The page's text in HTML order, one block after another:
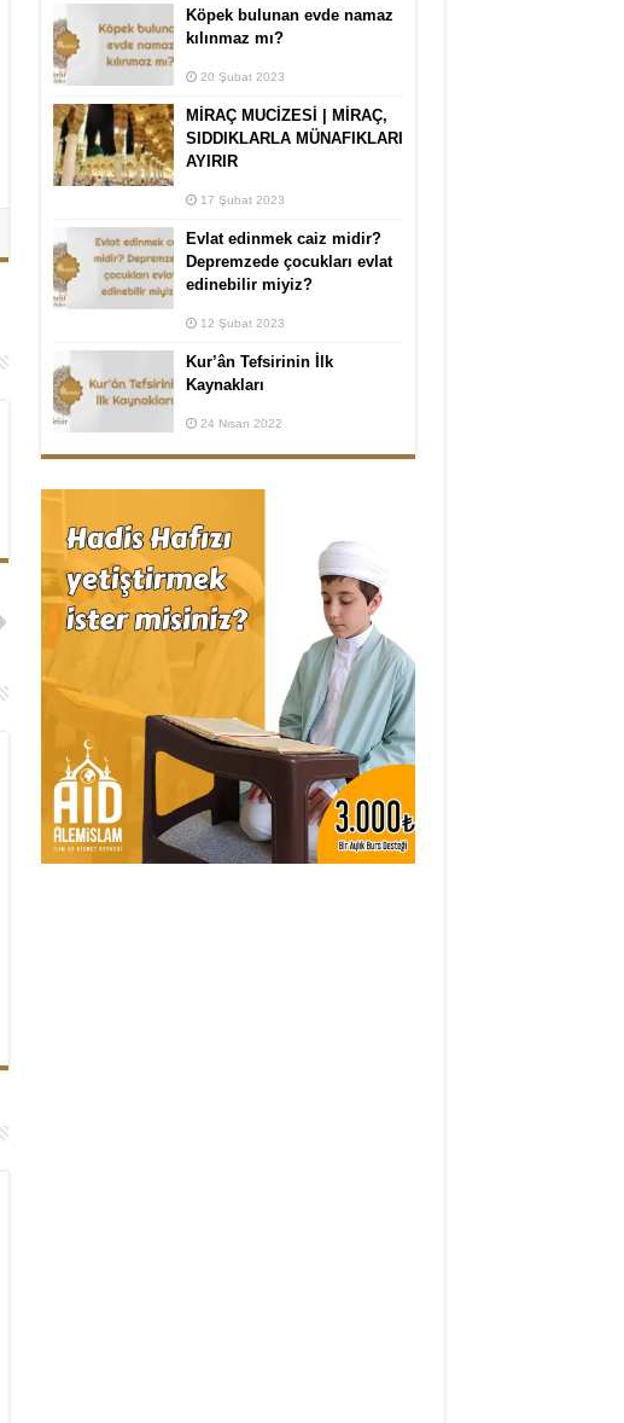
Köpek bulunan evde namaz
kılınmaz mı?
20 Şubat 2023
MİRAÇ MUCİZESİ | MİRAÇ,
SIDDIKLARLA MÜNAFIKLARI
AYIRIR
17 Şubat 2023
Evlat edinmek caiz midir?
Depremzede çocukları evlat
edinebilir miyiz?
12 Şubat 2023
Kur’ân Tefsirinin İlk
Kaynakları
24 Nisan 2022